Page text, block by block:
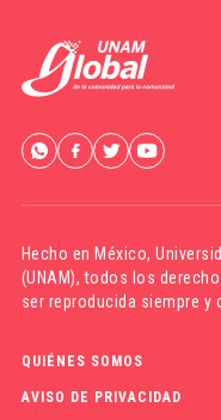
Hecho en México,
(UNAM), todos los
ser reproducida siempre y
QUIÉNES SOMOS
AVISO DE PRIVACIDAD